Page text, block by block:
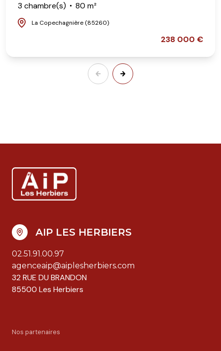
3 chambre(s)
80 m²
La Copechagnière (85260)
238 000 €
AIP LES HERBIERS
02.51.91.00.97
agenceaip@aiplesherbiers.com
32 RUE DU BRANDON
85500 Les Herbiers
Nos partenaires